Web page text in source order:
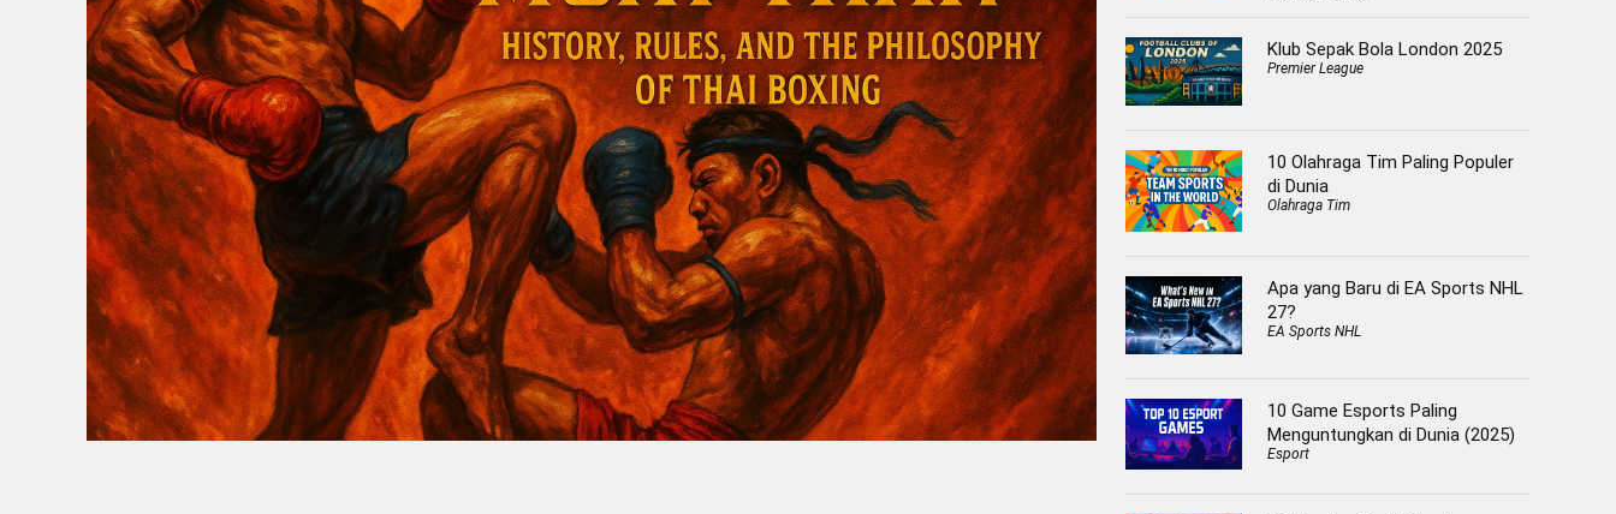
Klub Sepak Bola London 2025
Premier League
10 Olahraga Tim Paling Populer
di Dunia
Olahraga Tim
Apa yang Baru di EA Sports NHL
27?
EA Sports NHL
10 Game Esports Paling
Menguntungkan di Dunia (2025)
Esport